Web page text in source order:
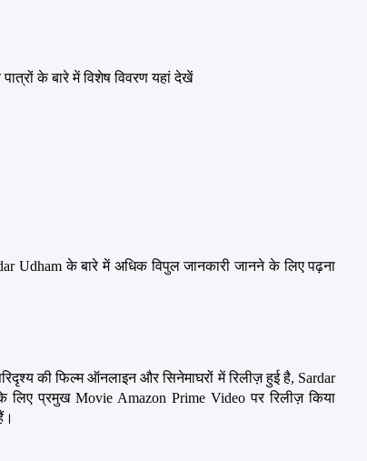
के बारे में विशेष विवरण यहां देखें
Udham के बारे में अधिक विपुल जानकारी जानने के लिए पढ़ना
की फिल्म ऑनलाइन और सिनेमाघरों में रिलीज़ हुई है, Sardar
प्रमुख Movie Amazon Prime Video पर रिलीज़ किया